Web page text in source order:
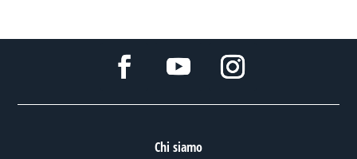
Chi siamo